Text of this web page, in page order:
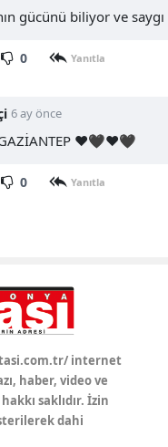
gücünü biliyor ve
0 Yanıtla
6 ay önce
❤️🖤❤️🖤
0 Yanıtla
internet
haber, video ve
saklıdır. İzin
dahi